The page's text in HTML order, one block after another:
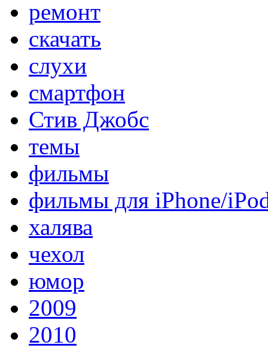
ремонт
скачать
слухи
смартфон
Стив Джобс
темы
фильмы
фильмы для iPhone/
халява
чехол
юмор
2009
2010